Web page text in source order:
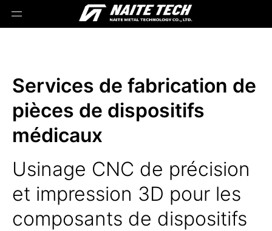
Services de fabrication de
pièces de dispositifs
médicaux
Usinage CNC de précision
et impression 3D pour les
composants de dispositifs